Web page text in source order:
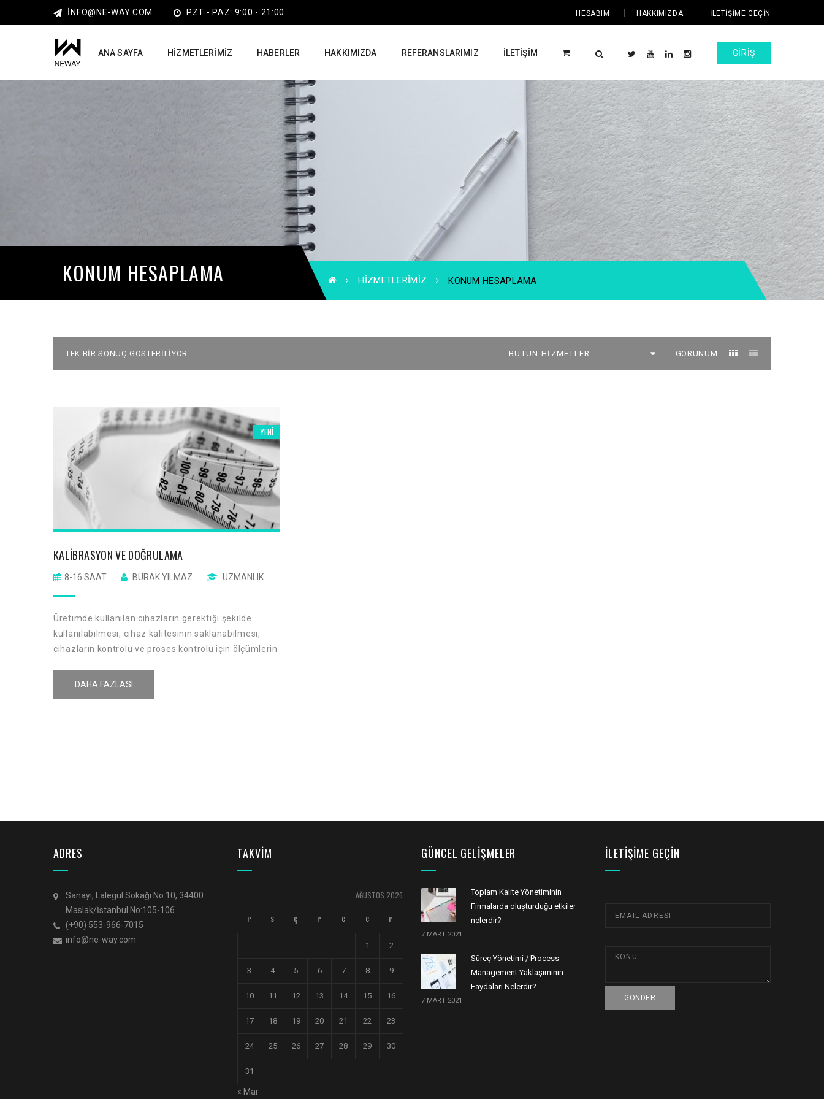
INFO@NE-WAY.COM PZT - PAZ: 9:00 - 21:00 HESABIM HAKKIMIZDA İLETIŞIME GEÇIN
ANA SAYFA HIZMETLERIMIZ HABERLER HAKKIMIZDA REFERANSLARIMIZ İLETIŞIM GIRIŞ
KONUM HESAPLAMA HIZMETLERIMIZ KONUM HESAPLAMA
GÖRÜNÜM
TEK BIR SONUÇ GÖSTERILIYOR
YENI
KALIBRASYON VE DOĞRULAMA
8-16 SAAT BURAK YILMAZ UZMANLIK
Üretimde kullanılan cihazların gerektiği şekilde
kullanılabilmesi, cihaz kalitesinin saklanabilmesi,
cihazların kontrolü ve proses kontrolü için ölçümlerin
gerektiği şekilde kullanılması ve bakımı ön
DAHA FAZLASI
ADRES
Sanayi, Lalegül Sokağı No:10, 34400
Maslak/İstanbul No:105-106
(+90) 553-966-7015
info@ne-way.com
TAKVİM
AĞUSTOS 2026
P S Ç P C C P
1 2
3 4 5 6 7 8 9
10 11 12 13 14 15 16
17 18 19 20 21 22 23
24 25 26 27 28 29 30
31
« Mar
GÜNCEL GELIŞMELER
Toplam Kalite Yönetiminin
Firmalarda oluşturduğu etkiler
nelerdir?
7 MART 2021
Süreç Yönetimi / Process
Management Yaklaşımının
Faydaları Nelerdir?
7 MART 2021
İLETIŞIME GEÇIN